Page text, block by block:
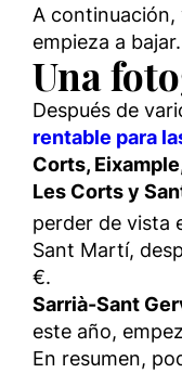
A continuación,
empieza a bajar.
Una
Después de
rentable para
Corts,
Les Corts y
perder de vista
Sant Martí,
€.
Sarrià-Sant
este año,
En resumen,